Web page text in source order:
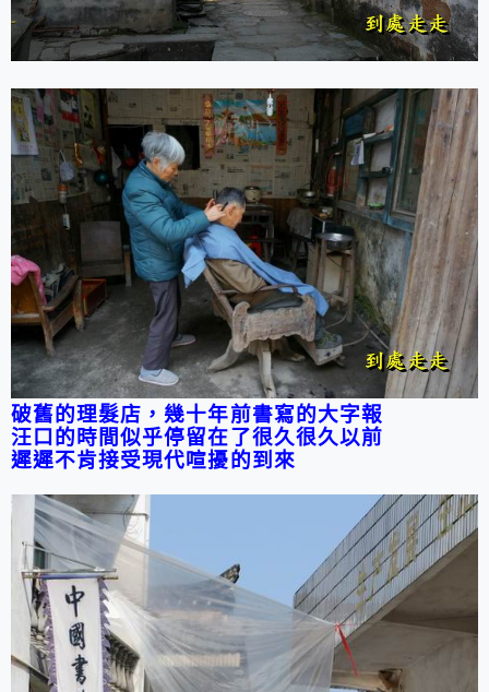
破舊的理髮店，幾十年前書寫的大字報
汪口的時間似乎停留在了很久很久以前
遲遲不肯接受現代喧擾的到來